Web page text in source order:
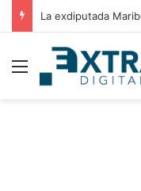
Menu